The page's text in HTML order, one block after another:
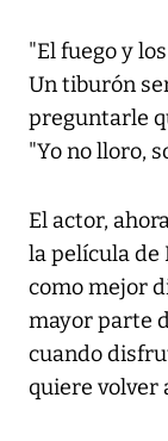
"El fuego y
Un tiburón
preguntarle
"Yo no lloro,
El actor,
la película de
como mejor
mayor parte
cuando
quiere volver